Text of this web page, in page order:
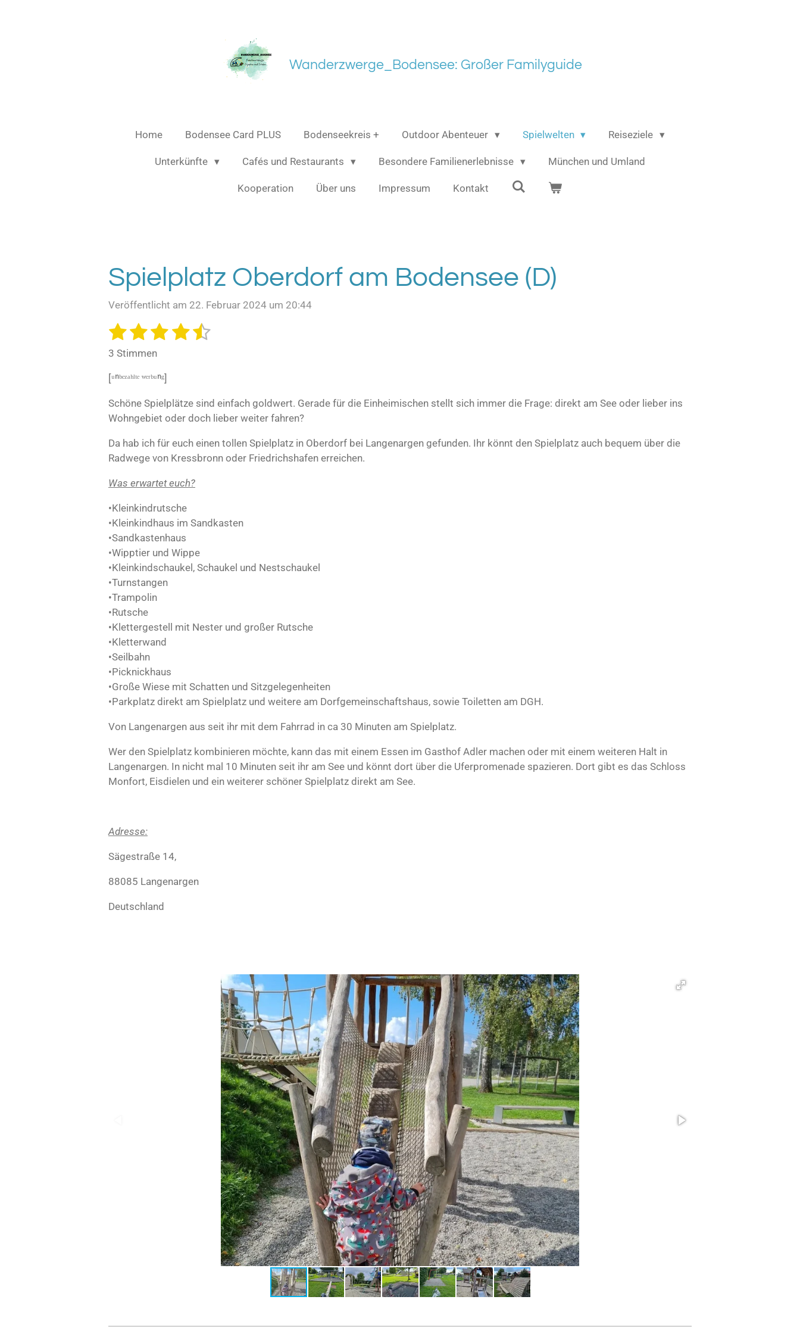
Wanderzwerge_Bodensee: Großer Familyguide
Home Bodensee Card PLUS Bodenseekreis + Outdoor Abenteuer Spielwelten Reiseziele
Unterkünfte Cafés und Restaurants Besondere Familienerlebnisse München und Umland
Kooperation Über uns Impressum Kontakt
Spielplatz Oberdorf am Bodensee (D)
Veröffentlicht am 22. Februar 2024 um 20:44
B
e
w
e
t
u
g
:
4
6
6
6
6
6
6
6
6
6
6
6
6
7
S
e
r
n
e
1
S
t
e
r
n
2
S
t
r
n
e
3
S
t
r
n
e
4
r
n
e
5
r
n
e
B
u
n
g
b
s
n
3 Stimmen
[ᵘⁿᵇᵉᶻᵃʰˡᵗᵉ ʷᵉʳᵇᵘⁿᵍ]
Schöne Spielplätze sind einfach goldwert. Gerade für die Einheimischen stellt sich immer die Frage: direkt am See oder lieber ins
Wohngebiet oder doch lieber weiter fahren?
Da hab ich für euch einen tollen Spielplatz in Oberdorf bei Langenargen gefunden. Ihr könnt den Spielplatz auch bequem über die
Radwege von Kressbronn oder Friedrichshafen erreichen.
Was erwartet euch?
•Kleinkindrutsche
•Kleinkindhaus im Sandkasten
•Sandkastenhaus
•Wipptier und Wippe
•Kleinkindschaukel, Schaukel und Nestschaukel
•Turnstangen
•Trampolin
•Rutsche
•Klettergestell mit Nester und großer Rutsche
•Kletterwand
•Seilbahn
•Picknickhaus
•Große Wiese mit Schatten und Sitzgelegenheiten
•Parkplatz direkt am Spielplatz und weitere am Dorfgemeinschaftshaus, sowie Toiletten am DGH.
Von Langenargen aus seit ihr mit dem Fahrrad in ca 30 Minuten am Spielplatz.
Wer den Spielplatz kombinieren möchte, kann das mit einem Essen im Gasthof Adler machen oder mit einem weiteren Halt in
Langenargen. In nicht mal 10 Minuten seit ihr am See und könnt dort über die Uferpromenade spazieren. Dort gibt es das Schloss
Monfort, Eisdielen und ein weiterer schöner Spielplatz direkt am See.
Adresse:
Sägestraße 14,
88085 Langenargen
Deutschland